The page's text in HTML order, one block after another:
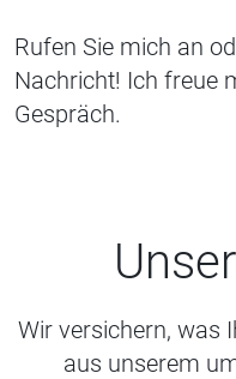
Rufen Sie mich an
Nachricht! Ich freue
Gespräch.
Wir versichern, was
aus unserem